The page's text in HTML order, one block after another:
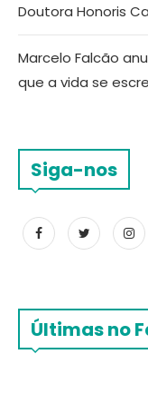
Doutora Honoris
Marcelo Falcão
que a vida se
Siga-nos
Últimas no